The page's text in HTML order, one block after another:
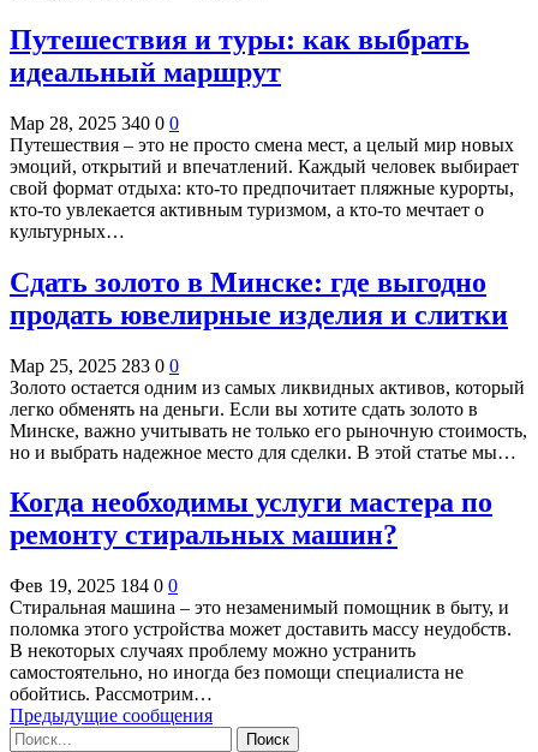
Путешествия и туры: как выбрать
идеальный маршрут
Мар 28, 2025 340 0 0
Путешествия – это не просто смена мест, а целый мир новых
эмоций, открытий и впечатлений. Каждый человек выбирает
свой формат отдыха: кто-то предпочитает пляжные курорты,
кто-то увлекается активным туризмом, а кто-то мечтает о
культурных…
Сдать золото в Минске: где выгодно
продать ювелирные изделия и слитки
Мар 25, 2025 283 0 0
Золото остается одним из самых ликвидных активов, который
легко обменять на деньги. Если вы хотите сдать золото в
Минске, важно учитывать не только его рыночную стоимость,
но и выбрать надежное место для сделки. В этой статье мы…
Когда необходимы услуги мастера по
ремонту стиральных машин?
Фев 19, 2025 184 0 0
Стиральная машина – это незаменимый помощник в быту, и
поломка этого устройства может доставить массу неудобств.
В некоторых случаях проблему можно устранить
самостоятельно, но иногда без помощи специалиста не
обойтись. Рассмотрим…
Предыдущие сообщения